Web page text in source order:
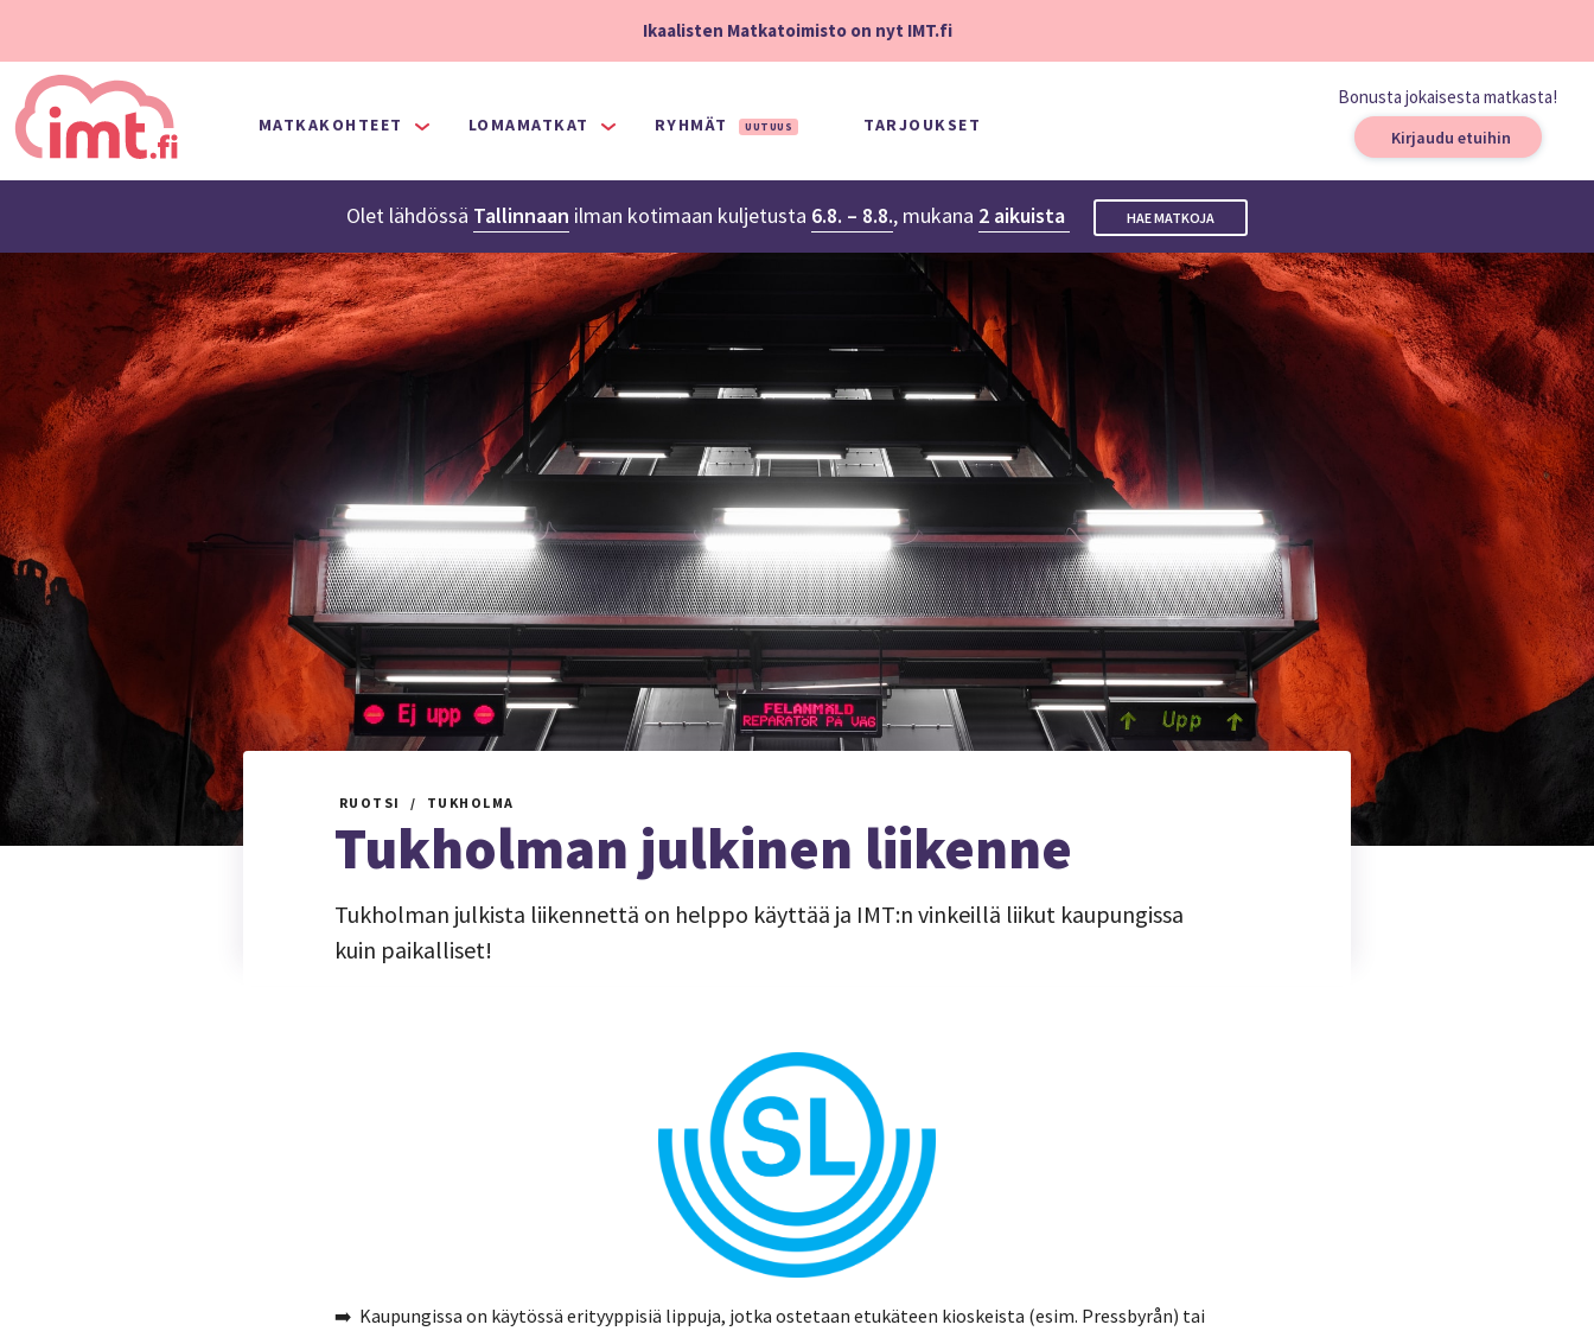
Ikaalisten Matkatoimisto on nyt IMT.fi
MATKAKOHTEET LOMAMATKAT RYHMÄT UUTUUS TARJOUKSET
Bonusta jokaisesta matkasta!
Kirjaudu etuihin
Olet lähdössä Tallinnaan ilman kotimaan kuljetusta 6.8. – 8.8., mukana 2 aikuista HAE MATKOJA
RUOTSI TUKHOLMA
Tukholman julkinen liikenne
Tukholman julkista liikennettä on helppo käyttää ja IMT:n vinkeillä liikut kaupungissa
kuin paikalliset!
➡️ Kaupungissa on käytössä erityyppisiä lippuja, jotka ostetaan etukäteen kioskeista (esim. Pressbyrån) tai